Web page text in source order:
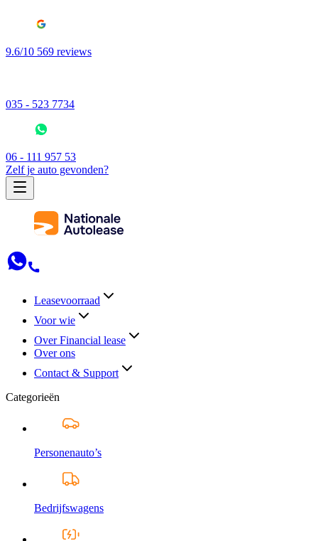
9.6/10 569 reviews
035 - 523 7734
06 - 111 957 53
Zelf je auto gevonden?
Leasevoorraad
Voor wie
Over Financial lease
Over ons
Contact & Support
Categorieën
Personenauto’s
Bedrijfswagens